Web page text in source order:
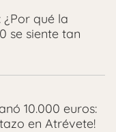
¿Por qué la
se siente tan
10.000 euros:
en Atrévete!